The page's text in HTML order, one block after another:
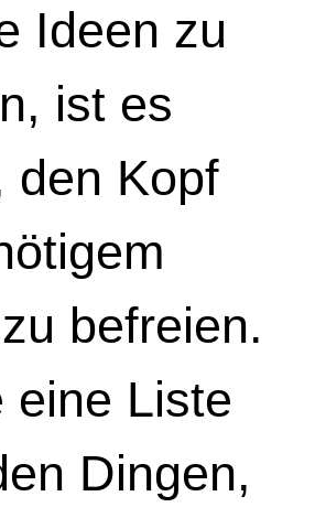
Ideen zu
ist es
den Kopf
befreien.
eine Liste
Dingen,